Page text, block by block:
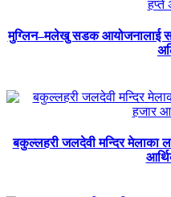
मुग्लिन–मलेखु सडक आयोजनालाई
बकुल्लहरी जलदेवी मन्दिर मेलाका